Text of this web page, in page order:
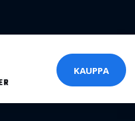
KAUPPA